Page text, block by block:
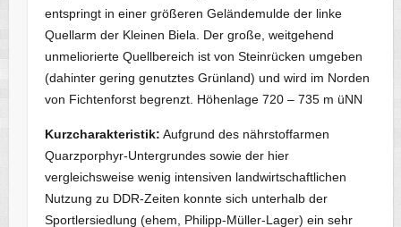
entspringt in einer größeren Geländemulde der linke
Quellarm der Kleinen Biela. Der große, weitgehend
unmeliorierte Quellbereich ist von Steinrücken umgeben
(dahinter gering genutztes Grünland) und wird im Norden
von Fichtenforst begrenzt. Höhenlage 720 – 735 m üNN
Kurzcharakteristik: Aufgrund des nährstoffarmen
Quarzporphyr-Untergrundes sowie der hier
vergleichsweise wenig intensiven landwirtschaftlichen
Nutzung zu DDR-Zeiten konnte sich unterhalb der
Sportlersiedlung (ehem, Philipp-Müller-Lager) ein sehr